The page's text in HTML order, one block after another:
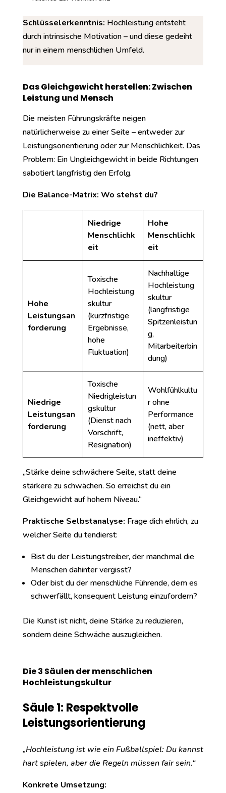
Schlüsselerkenntnis: Hochleistung entsteht
durch intrinsische Motivation – und diese gedeiht
nur in einem menschlichen Umfeld.
Das Gleichgewicht herstellen: Zwischen
Leistung und Mensch
Die meisten Führungskräfte neigen
natürlicherweise zu einer Seite – entweder zur
Leistungsorientierung oder zur Menschlichkeit. Das
Problem: Ein Ungleichgewicht in beide Richtungen
sabotiert langfristig den Erfolg.
Die Balance-Matrix: Wo stehst du?
Niedrige
Menschlichk
eit
Hohe
Menschlichk
eit
Hohe
Leistungsan
forderung
Toxische
Hochleistung
skultur
(kurzfristige
Ergebnisse,
hohe
Fluktuation)
Nachhaltige
Hochleistung
skultur
(langfristige
Spitzenleistun
g,
Mitarbeiterbin
dung)
Niedrige
Leistungsan
forderung
Toxische
Niedrigleistun
gskultur
(Dienst nach
Vorschrift,
Resignation)
Wohlfühlkultu
r ohne
Performance
(nett, aber
ineffektiv)
„Stärke deine schwächere Seite, statt deine
stärkere zu schwächen. So erreichst du ein
Gleichgewicht auf hohem Niveau.“
Praktische Selbstanalyse: Frage dich ehrlich, zu
welcher Seite du tendierst:
Bist du der Leistungstreiber, der manchmal die
Menschen dahinter vergisst?
Oder bist du der menschliche Führende, dem es
schwerfällt, konsequent Leistung einzufordern?
Die Kunst ist nicht, deine Stärke zu reduzieren,
sondern deine Schwäche auszugleichen.
Die 3 Säulen der menschlichen
Hochleistungskultur
Säule 1: Respektvolle
Leistungsorientierung
„Hochleistung ist wie ein Fußballspiel: Du kannst
hart spielen, aber die Regeln müssen fair sein.“
Konkrete Umsetzung: